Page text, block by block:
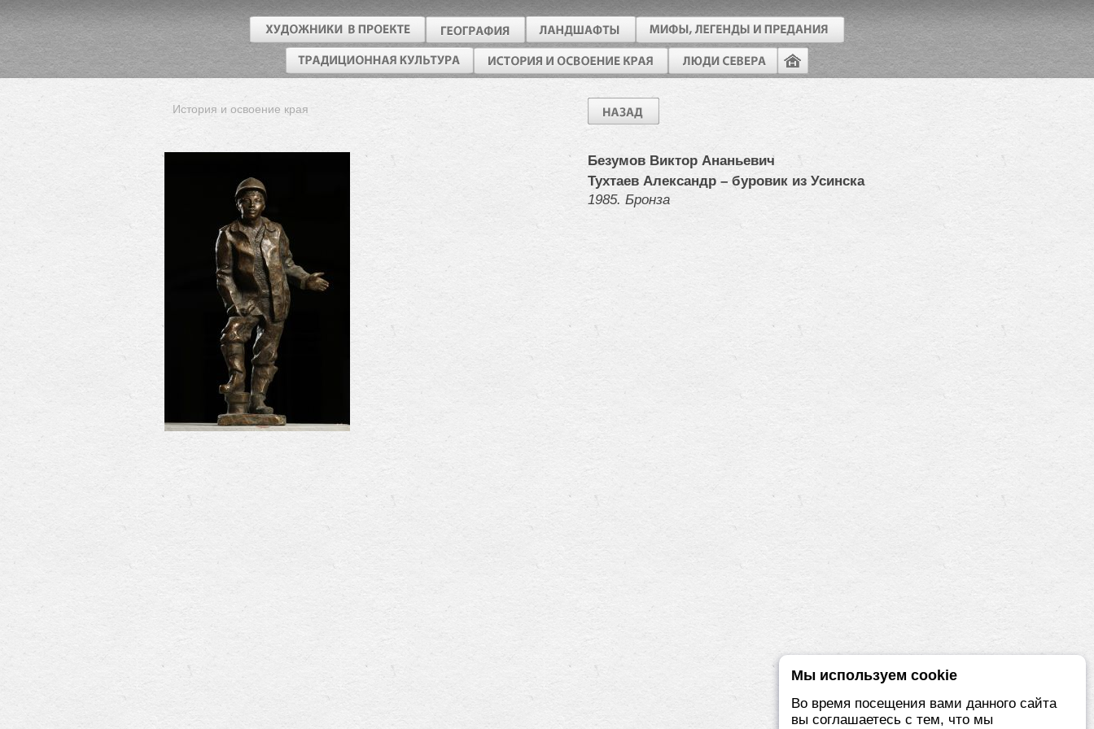
История и освоение края
Безумов Виктор Ананьевич
Тухтаев Александр – буровик из Усинска
1985. Бронза
Мы используем cookie
Во время посещения вами данного сайта
вы соглашаетесь с тем, что мы